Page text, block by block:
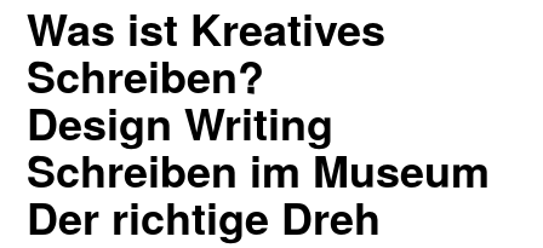
Was ist Kreatives
Schreiben?
Design Writing
Schreiben im Museum
Der richtige Dreh